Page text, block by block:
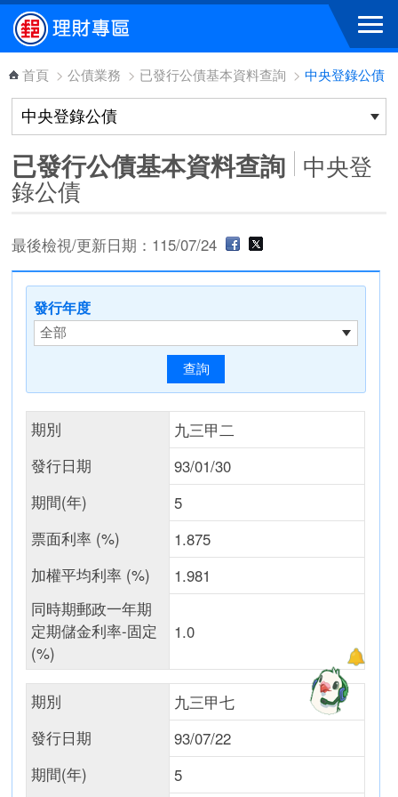
跳到主要內容區塊
首頁 > 公債業務 > 已發行公債基本資料查詢 > 中央登錄公債
已發行公債基本資料查詢 中央登
錄公債
最後檢視/更新日期：115/07/24
發行年度
期別
九三甲二
發行日期
93/01/30
期間(年)
5
票面利率 (%)
1.875
加權平均利率 (%)
1.981
同時期郵政一年期
定期儲金利率-固定
(%)
1.0
期別
九三甲七
發行日期
93/07/22
期間(年)
5